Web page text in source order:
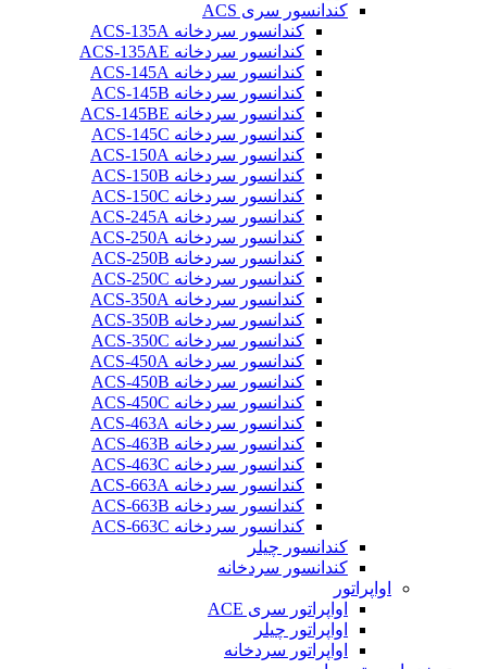
کندانسور سری ACS
کندانسور سردخانه ACS-135A
کندانسور سردخانه ACS-135AE
کندانسور سردخانه ACS-145A
کندانسور سردخانه ACS-145B
کندانسور سردخانه ACS-145BE
کندانسور سردخانه ACS-145C
کندانسور سردخانه ACS-150A
کندانسور سردخانه ACS-150B
کندانسور سردخانه ACS-150C
کندانسور سردخانه ACS-245A
کندانسور سردخانه ACS-250A
کندانسور سردخانه ACS-250B
کندانسور سردخانه ACS-250C
کندانسور سردخانه ACS-350A
کندانسور سردخانه ACS-350B
کندانسور سردخانه ACS-350C
کندانسور سردخانه ACS-450A
کندانسور سردخانه ACS-450B
کندانسور سردخانه ACS-450C
کندانسور سردخانه ACS-463A
کندانسور سردخانه ACS-463B
کندانسور سردخانه ACS-463C
کندانسور سردخانه ACS-663A
کندانسور سردخانه ACS-663B
کندانسور سردخانه ACS-663C
کندانسور چیلر
کندانسور سردخانه
اواپراتور
اواپراتور سری ACE
اواپراتور چیلر
اواپراتور سردخانه